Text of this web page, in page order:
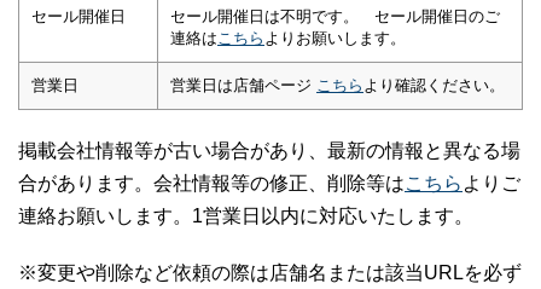
セール開催日
セール開催日は不明です。 セール開催日のご
連絡は こちら よりお願いします。
営業日 営業日は店舗ページ こちら より確認ください。
掲載会社情報等が古い場合があり、最新の情報と異なる場
合があります。会社情報等の修正、削除等はこちら よりご
連絡お願いします。1営業日以内に対応いたします。
※変更や削除など依頼の際は店舗名または該当URLを必ず